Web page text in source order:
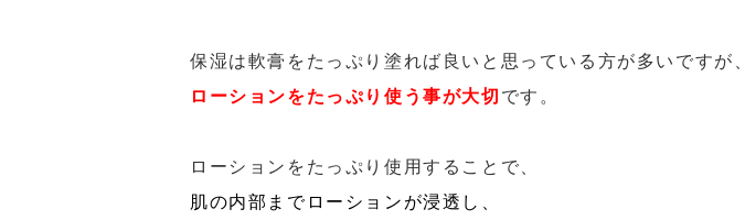
保湿は軟膏をたっぷり塗れば良いと思っている方が多いですが、
ローションをたっぷり使う事が大切 です。
ローションをたっぷり使用することで、
肌の内部までローションが浸透し、